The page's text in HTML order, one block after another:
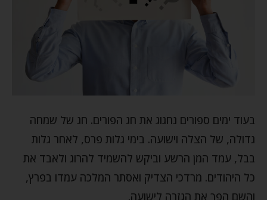
בעוד ימים ספורים נחגוג את חג הפורים. חג של שמחה
גדולה, של הצלה וישועה. בימי גלות פרס, לאחר גלות
בבל, עמד המן הרשע וביקש להשמיד להרוג ולאבד את
כל היהודים. מרדכי הצדיק ואסתר המלכה עמדו בפרץ,
והשם הפך את הגזרה לישועה.